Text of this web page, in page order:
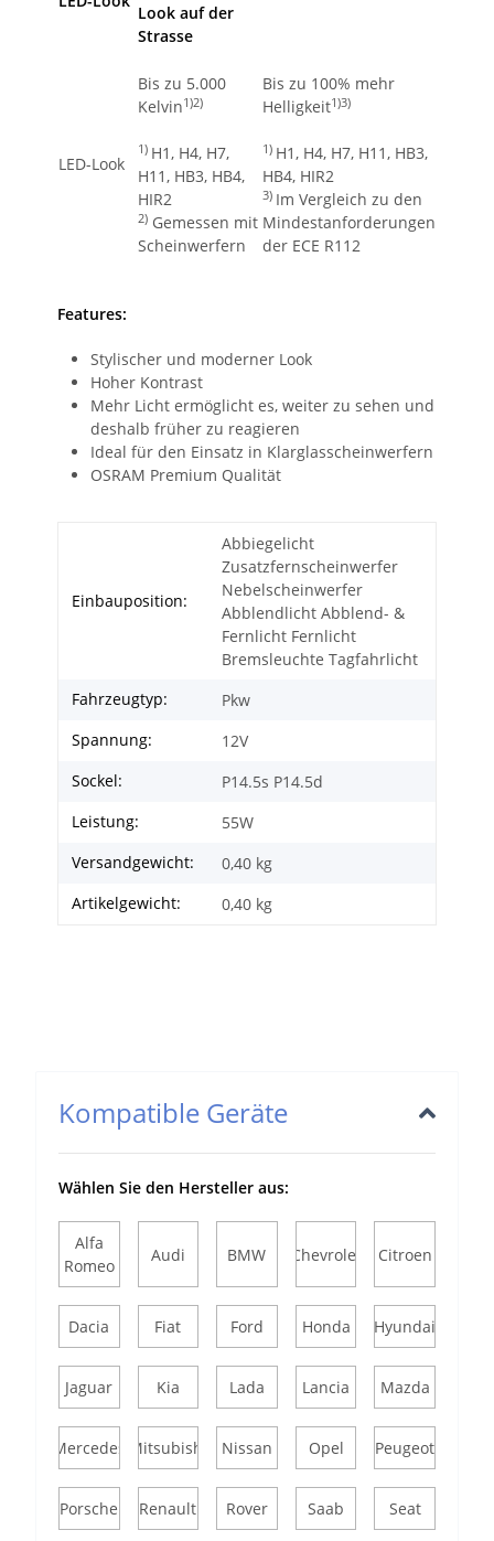
Look auf der
Strasse
LED-Look
Bis zu 5.000
Kelvin1)2)
1) H1, H4, H7,
H11, HB3, HB4,
HIR2
2) Gemessen mit
Scheinwerfern
Bis zu 100% mehr
Helligkeit1)3)
1) H1, H4, H7, H11, HB3,
HB4, HIR2
3) Im Vergleich zu den
Mindestanforderungen
der ECE R112
Features:
Stylischer und moderner Look
Hoher Kontrast
Mehr Licht ermöglicht es, weiter zu sehen und
deshalb früher zu reagieren
Ideal für den Einsatz in Klarglasscheinwerfern
OSRAM Premium Qualität
Einbauposition:
Abbiegelicht
Zusatzfernscheinwerfer
Nebelscheinwerfer
Abblendlicht Abblend- &
Fernlicht Fernlicht
Bremsleuchte Tagfahrlicht
Fahrzeugtyp:
Pkw
Spannung:
12V
Sockel:
P14.5s P14.5d
Leistung:
55W
Versandgewicht:
0,40 kg
Artikelgewicht:
0,40 kg
Kompatible Geräte
Wählen Sie den Hersteller aus:
Alfa
Romeo
Audi BMW Chevrolet Citroen
Dacia Fiat Ford Honda Hyundai
Jaguar Kia Lada Lancia Mazda
Mercedes Mitsubishi Nissan Opel Peugeot
Porsche Renault Rover Saab Seat